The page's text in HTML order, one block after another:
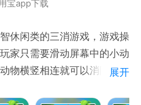
宝app下载
休闲类的三消游戏，游戏操
家只需要滑动屏幕中的小动
物横竖相连就可以消除，完
展开